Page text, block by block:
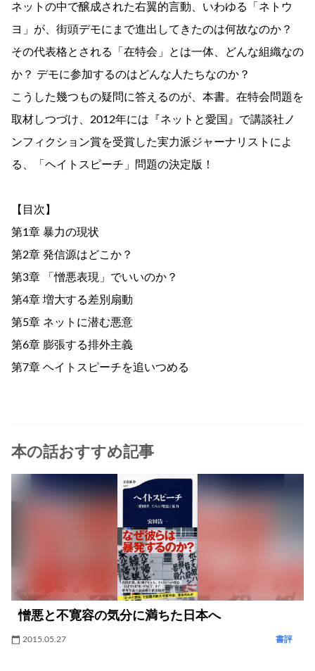
ネットの中で醸成された右翼的言動、いわゆる「ネトウ
ヨ」が、街頭デモにまで進出してきたのは何故なのか？
その代表格とされる「在特会」とは一体、どんな組織なの
か？ デモに参加するのはどんな人たちなのか？
こうした幾つもの疑問に答えるのが、本書。在特会問題を
取材しつづけ、2012年には『ネットと愛国』で講談社ノ
ンフィクション賞を受賞した実力派ジャーナリストによ
る、「ヘイトスピーチ」問題の決定版！
【目次】
第1章 暴力の現状
第2章 発信源はどこか？
第3章 「憎悪表現」でいいのか？
第4章 増大する差別扇動
第5章 ネットに潜む悪意
第6章 膨張する排外主義
第7章 ヘイトスピーチを追いつめる
本の話おすすめ記事
憎悪と不寛容の気分に満ちた日本へ
2015.05.27 書評